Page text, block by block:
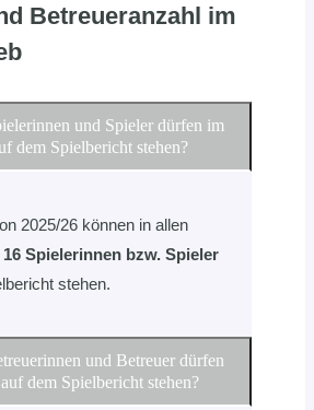
Betreueranzahl im
und Spieler dürfen im
dem Spielbericht stehen?
2025/26 können in allen
16 Spielerinnen bzw. Spieler
stehen.
und Betreuer dürfen
dem Spielbericht stehen?